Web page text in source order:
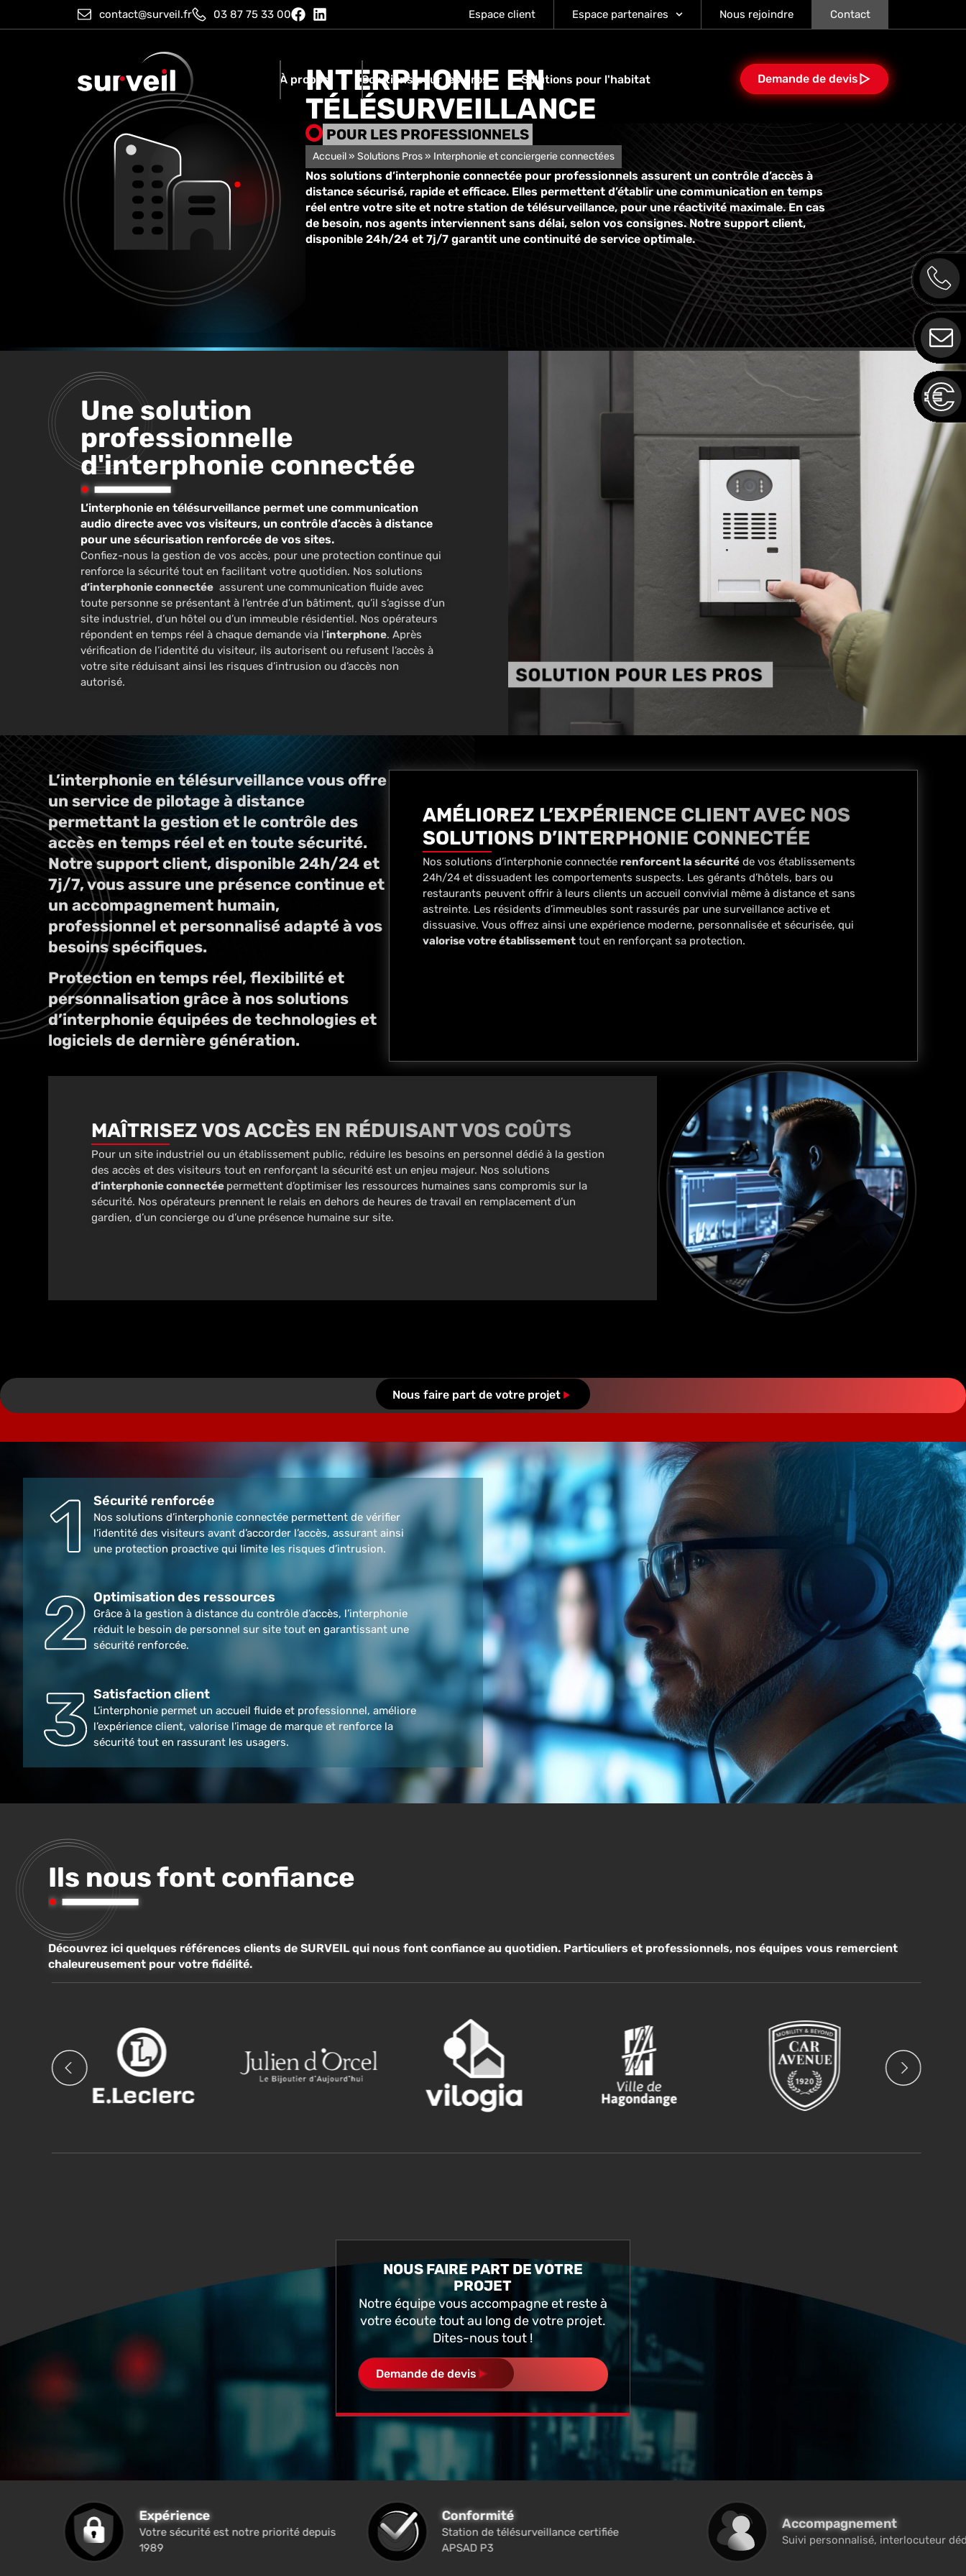
contact@surveil.fr 03 87 75 33 00 Espace client Espace partenaires Nous rejoindre Contact
À propos Solutions pour les pros Solutions pour l'habitat Demande de devis
INTERPHONIE EN
TÉLÉSURVEILLANCE
POUR LES PROFESSIONNELS
Accueil» Solutions Pros» Interphonie et conciergerie connectées
Nos solutions d’interphonie connectée pour professionnels assurent un contrôle d’accès à
distance sécurisé, rapide et efficace. Elles permettent d’établir une communication en temps
réel entre votre site et notre station de télésurveillance, pour une réactivité maximale. En cas
de besoin, nos agents interviennent sans délai, selon vos consignes. Notre support client,
disponible 24h/24 et 7j/7 garantit une continuité de service optimale.
Une solution
professionnelle
d'interphonie connectée
L’interphonie en télésurveillance permet une communication
audio directe avec vos visiteurs, un contrôle d’accès à distance
pour une sécurisation renforcée de vos sites.
Confiez-nous la gestion de vos accès, pour une protection continue qui
renforce la sécurité tout en facilitant votre quotidien. Nos solutions
d’interphonie connectée assurent une communication fluide avec
toute personne se présentant à l’entrée d’un bâtiment, qu’il s’agisse d’un
site industriel, d’un hôtel ou d’un immeuble résidentiel. Nos opérateurs
répondent en temps réel à chaque demande via l’interphone. Après
vérification de l’identité du visiteur, ils autorisent ou refusent l’accès à
votre site réduisant ainsi les risques d’intrusion ou d’accès non
autorisé.
L’interphonie en télésurveillance vous offre
un service de pilotage à distance
permettant la gestion et le contrôle des
accès en temps réel et en toute sécurité.
Notre support client, disponible 24h/24 et
7j/7, vous assure une présence continue et
un accompagnement humain,
professionnel et personnalisé adapté à vos
besoins spécifiques.
Protection en temps réel, flexibilité et
personnalisation grâce à nos solutions
d’interphonie équipées de technologies et
logiciels de dernière génération.
AMÉLIOREZ L’EXPÉRIENCE CLIENT AVEC NOS
SOLUTIONS D’INTERPHONIE CONNECTÉE
Nos solutions d’interphonie connectée renforcent la sécuritéde vos établissements
24h/24 et dissuadent les comportements suspects. Les gérants d’hôtels, bars ou
restaurants peuvent offrir à leurs clients un accueil convivial même à distance et sans
astreinte. Les résidents d’immeubles sont rassurés par une surveillance active et
dissuasive. Vous offrez ainsi une expérience moderne, personnalisée et sécurisée, qui
valorise votre établissementtout en renforçant sa protection.
MAÎTRISEZ VOS ACCÈS EN RÉDUISANT VOS COÛTS
Pour un site industriel ou un établissement public, réduire les besoins en personnel dédié à la gestion
des accès et des visiteurs tout en renforçant la sécurité est un enjeu majeur. Nos solutions
d’interphonie connectée permettent d’optimiser les ressources humaines sans compromis sur la
sécurité. Nos opérateurs prennent le relais en dehors de heures de travail en remplacement d’un
gardien, d’un concierge ou d’une présence humaine sur site.
Nous faire part de votre projet
Sécurité renforcée
Nos solutions d’interphonie connectée permettent de vérifier
l’identité des visiteurs avant d’accorder l’accès, assurant ainsi
une protection proactive qui limite les risques d’intrusion.
Optimisation des ressources
Grâce à la gestion à distance du contrôle d’accès, l’interphonie
réduit le besoin de personnel sur site tout en garantissant une
sécurité renforcée.
Satisfaction client
L’interphonie permet un accueil fluide et professionnel, améliore
l’expérience client, valorise l’image de marque et renforce la
sécurité tout en rassurant les usagers.
Ils nous font confiance
Découvrez ici quelques références clients de SURVEIL qui nous font confiance au quotidien. Particuliers et professionnels, nos équipes vous remercient
chaleureusement pour votre fidélité.
NOUS FAIRE PART DE VOTRE
PROJET
Notre équipe vous accompagne et reste à
votre écoute tout au long de votre projet.
Dites-nous tout !
Demande de devis
Expérience
Votre sécurité est notre priorité depuis
1989
Conformité
Station de télésurveillance certifiée
APSAD P3
Accompagnement
Suivi personnalisé, interlocuteur dédié